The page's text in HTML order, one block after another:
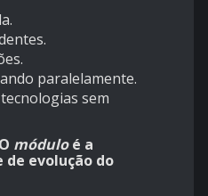
paralelamente.
sem
móduloé a
de evolução do